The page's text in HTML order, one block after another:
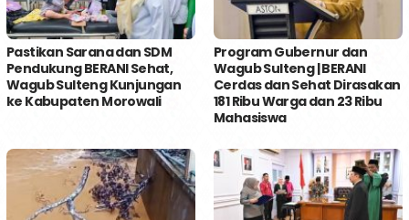
Pastikan Sarana dan SDM
Pendukung BERANI Sehat,
Wagub Sulteng Kunjungan
ke Kabupaten Morowali
Program Gubernur dan
Wagub Sulteng | BERANI
Cerdas dan Sehat Dirasakan
181 Ribu Warga dan 23 Ribu
Mahasiswa